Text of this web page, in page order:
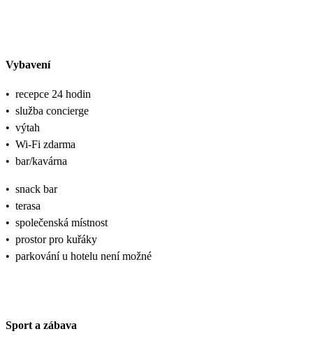
Vybavení
• recepce 24 hodin
• služba concierge
• výtah
• Wi-Fi zdarma
• bar/kavárna
• snack bar
• terasa
• společenská místnost
• prostor pro kuřáky
• parkování u hotelu není možné
Sport a zábava